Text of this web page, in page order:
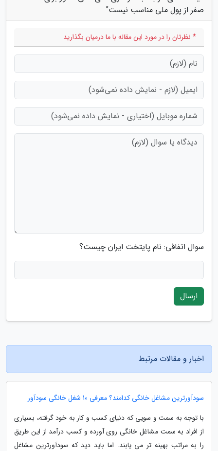
صفر از پول ملی مناسب نیست"
* نظرتان را در مورد این مقاله با ما درمیان بگذارید
سوال اتفاقی: نام پایتخت ایران چیست؟
ارسال
اخبار و مقالات مرتبط
سودآورترین مشاغل خانگی کدامند؟ معرفی 10 شغل خانگی سودآور
با توجه به سمت و سویی که دنیای کسب و کار به خود گرفته، بسیاری
از افراد به سمت مشاغل خانگی روی آورده و کسب درآمد از این طریق
را به مراتب بهینه تر می یابند. اما باید دید که سودآورترین مشاغل